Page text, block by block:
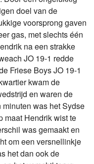
doel van de
voorsprong gaven
gas, met slechts één
na een strakke
JO 19-1 redde
Friese Boys JO 19-1
kwam de
en waren de
was het Sydse
maat Hendrik wist te
was gemaakt en
om een versnellinkje
het dan ook de